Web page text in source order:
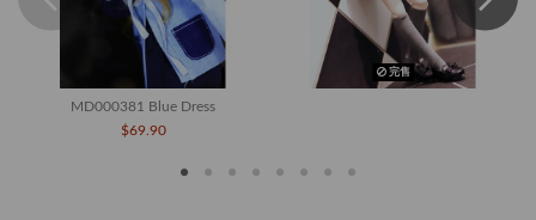
MD000381 Blue Dress
$69.90
完售